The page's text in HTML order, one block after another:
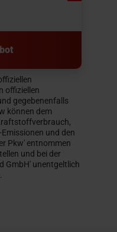
offiziellen
gegebenenfalls
können dem
und den
Pkw' entnommen
und bei der
GmbH' unentgeltlich